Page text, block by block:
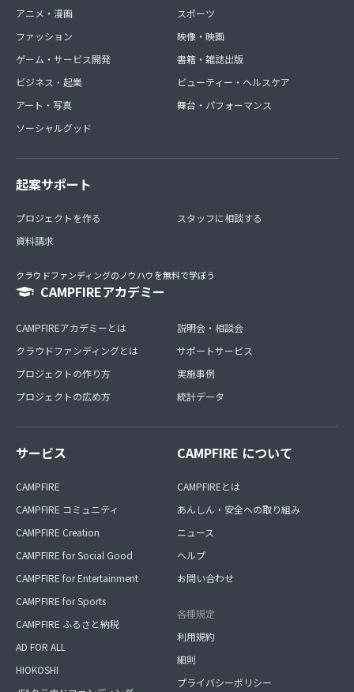
アニメ・漫画
ファッション
ゲーム・サービス開発
ビジネス・起業
アート・写真
ソーシャルグッド
スポーツ
映像・映画
書籍・雑誌出版
ビューティー・ヘルスケア
舞台・パフォーマンス
起案サポート
プロジェクトを作る
資料請求
スタッフに相談する
クラウドファンディングのノウハウを無料で学ぼう
CAMPFIREアカデミー
CAMPFIREアカデミーとは
クラウドファンディングとは
プロジェクトの作り方
プロジェクトの広め方
説明会・相談会
サポートサービス
実施事例
統計データ
サービス
CAMPFIRE
CAMPFIRE コミュニティ
CAMPFIRE Creation
CAMPFIRE for Social Good
CAMPFIRE for Entertainment
CAMPFIRE for Sports
CAMPFIRE ふるさと納税
AD FOR ALL
HIOKOSHI
CAMPFIRE について
CAMPFIREとは
あんしん・安全への取り組み
ニュース
ヘルプ
お問い合わせ
各種規定
利用規約
細則
プライバシーポリシー